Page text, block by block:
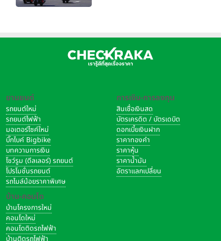
ยานยนต์
รถยนต์ใหม่
รถยนต์ไฟฟ้า
มอเตอร์ไซค์ใหม่
บิ๊กไบค์ Bigbike
บทความการเงิน
โชว์รูม (ดีลเลอร์) รถยนต์
โปรโมชั่นรถยนต์
รถไมล์น้อยราคาพิเศษ
บ้าน-คอนโด
บ้านโครงการใหม่
คอนโดใหม่
คอนโดติดรถไฟฟ้า
บ้านติดรถไฟฟ้า
การเงิน-การลงทุน
สินเชื่อเงินสด
บัตรเครดิต / บัตรเดบิต
ดอกเบี้ยเงินฝาก
ราคาทองคำ
ราคาหุ้น
ราคาน้ำมัน
อัตราแลกเปลี่ยน